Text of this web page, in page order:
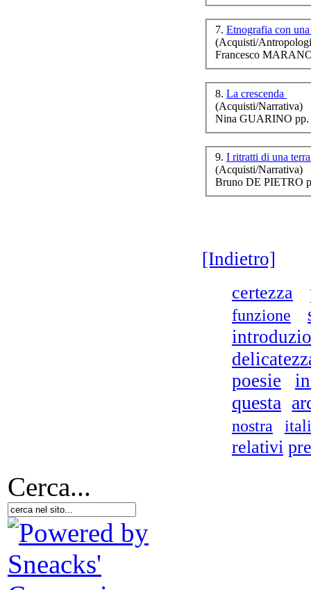
-
7. Etnografia con
(Acquisti/
Francesco
8. La crescenda
(Acquisti/Narrativa)
Nina GUARINO pp.
9. I ritratti di una
(Acquisti/Narrativa)
Bruno DE PIETRO
[Indietro]
certezza
funzione
poesie
questa
nostra
relativi
Cerca...